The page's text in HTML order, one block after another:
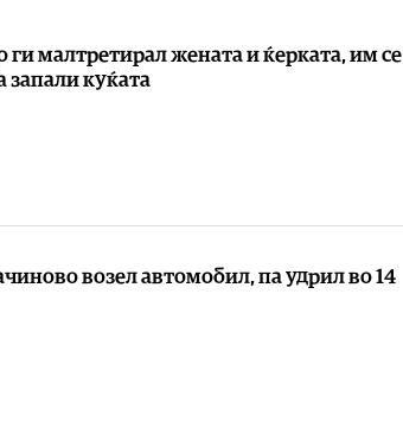
ги малтретирал жената и ќерката, им се
запали куќата
возел автомобил, па удрил во 14